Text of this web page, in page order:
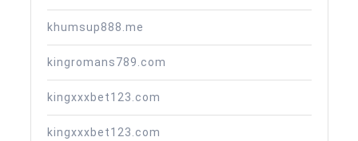
khumsup888.me
kingromans789.com
kingxxxbet123.com
kingxxxbet123.com